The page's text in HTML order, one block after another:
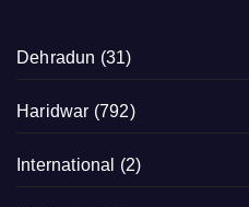
Dehradun (31)
Haridwar (792)
International (2)